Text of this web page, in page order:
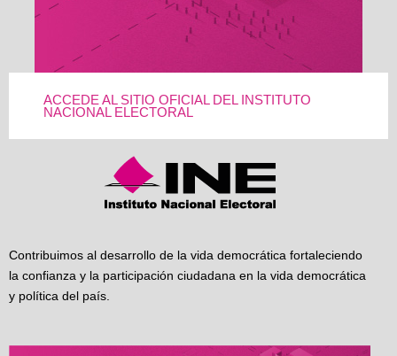
ACCEDE AL SITIO OFICIAL DEL INSTITUTO
NACIONAL ELECTORAL
Contribuimos al desarrollo de la vida democrática fortaleciendo
la confianza y la participación ciudadana en la vida democrática
y política del país.